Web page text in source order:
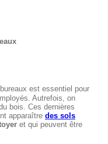
est essentiel pour
Autrefois, on
bois. Ces dernières
apparaître des sols
et qui peuvent être